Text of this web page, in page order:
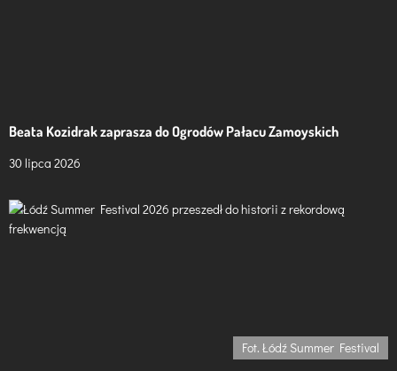
Beata Kozidrak zaprasza do Ogrodów Pałacu Zamoyskich
30 lipca 2026
Fot. Łódź Summer Festival